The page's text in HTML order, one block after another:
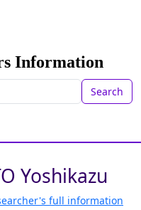
Information
Search
Yoshikazu
full information